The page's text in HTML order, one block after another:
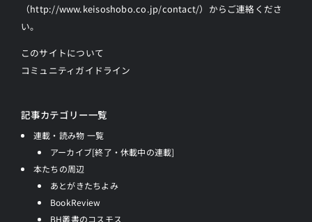
（http://www.keisoshobo.co.jp/contact/）からご連絡くださ
い。
このサイトについて
コミュニティガイドライン
記事カテゴリー一覧
連載・読み物 一覧
アーカイブ[終了・休載中の連載]
本たちの周辺
あとがきたちよみ
BookReview
BH叢書のコスモス